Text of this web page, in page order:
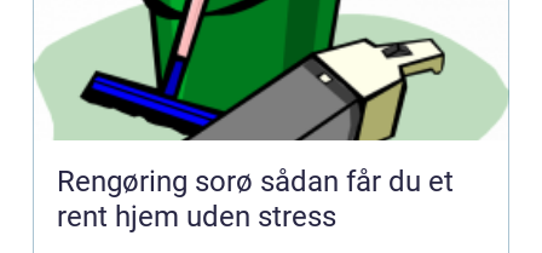
Rengøring sorø sådan får du et
rent hjem uden stress